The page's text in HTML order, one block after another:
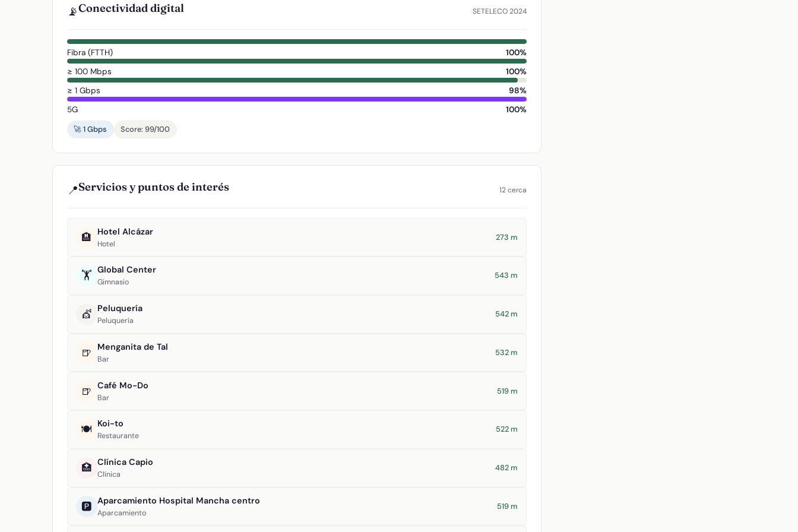
📡Conectividad digital SETELECO 2024
Fibra (FTTH)
100%
≥ 100 Mbps
100%
≥ 1 Gbps
98%
5G
100%
🚀 1 Gbps
Score: 99/100
📍Servicios y puntos de interés 12 cerca
🏨 Hotel Alcázar
Hotel
273 m
🏋️ Global Center
Gimnasio
543 m
💇 Peluquería
Peluquería
542 m
🍺 Menganita de Tal
Bar
532 m
🍺 Café Mo-Do
Bar
519 m
🍽️ Koi-to
Restaurante
522 m
🏥 Clínica Capio
Clínica
482 m
🅿️ Aparcamiento Hospital Mancha centro
Aparcamiento
519 m